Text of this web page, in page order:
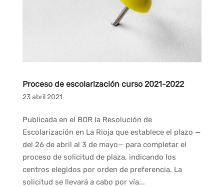
Proceso de escolarización curso 2021-2022
23 abril 2021
Publicada en el BOR la Resolución de
Escolarización en La Rioja que establece el plazo —
del 26 de abril al 3 de mayo— para completar el
proceso de solicitud de plaza, indicando los
centros elegidos por orden de preferencia. La
solicitud se llevará a cabo por vía...